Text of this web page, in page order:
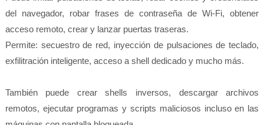
del navegador, robar frases de contraseña de Wi-Fi, obtener
acceso remoto, crear y lanzar puertas traseras.
Permite: secuestro de red, inyección de pulsaciones de teclado,
exfilitración inteligente, acceso a shell dedicado y mucho más.
También puede crear shells inversos, descargar archivos
remotos, ejecutar programas y scripts maliciosos incluso en las